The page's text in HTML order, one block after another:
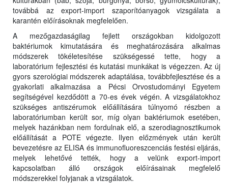
továbbá az export-import szaporítóanyagok vizsgálata a
karantén előírásoknak megfelelően.
A mezőgazdaságilag fejlett országokban kidolgozott
baktériumok kimutatására és meghatározására alkalmas
módszerek tökéletesítése szükségessé tette, hogy a
laboratórium fejlesztési és kutatási munkákat is végezzen. Az új
gyors szerológiai módszerek adaptálása, továbbfejlesztése és a
gyakorlati alkalmazása a Pécsi Orvostudományi Egyetem
segítségével kezdődött a 70-es évek végén. A vizsgálatokhoz
szükséges antiszérumok előállítására túlnyomó részben a
laboratóriumban került sor, míg olyan baktériumok esetében,
melyek hazánkban nem fordulnak elő, a szerodiagnosztikumok
előállítását a POTE végezte. Ilyen előzmények után került
bevezetésre az ELISA és immunofluoreszcenciás festési eljárás,
melyek lehetővé tették, hogy a velünk export-import
kapcsolatban álló országok előírásainak megfelelő
módszerekkel folyjanak a vizsgálatok.